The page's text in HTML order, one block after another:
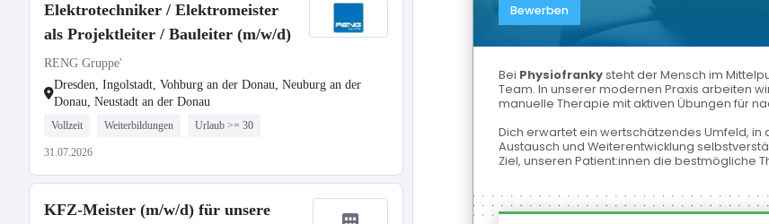
Elektrotechniker / Elektromeister
als Projektleiter / Bauleiter (m/w/d)
RENG Gruppe'
Dresden, Ingolstadt, Vohburg an der Donau, Neuburg an der
Donau, Neustadt an der Donau
Vollzeit Weiterbildungen Urlaub >= 30
31.07.2026
KFZ-Meister (m/w/d) für unsere